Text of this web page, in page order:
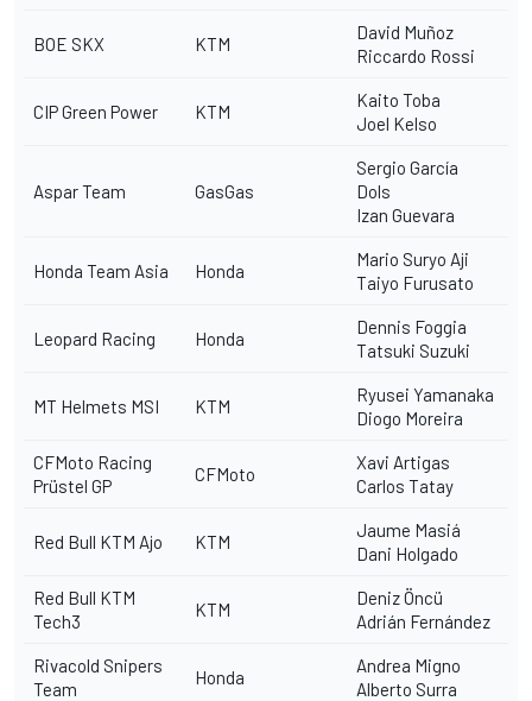
BOE SKX KTM
David Muñoz
Riccardo Rossi
CIP Green Power KTM
Kaito Toba
Joel Kelso
Aspar Team GasGas
Sergio García
Dols
Izan Guevara
Honda Team Asia Honda
Mario Suryo Aji
Taiyo Furusato
Leopard Racing Honda
Dennis Foggia
Tatsuki Suzuki
MT Helmets MSI KTM
Ryusei Yamanaka
Diogo Moreira
CFMoto Racing
Prüstel GP
CFMoto
Xavi Artigas
Carlos Tatay
Red Bull KTM Ajo KTM
Jaume Masiá
Dani Holgado
Red Bull KTM
Tech3
KTM
Deniz Öncü
Adrián Fernández
Rivacold Snipers
Team
Honda
Andrea Migno
Alberto Surra